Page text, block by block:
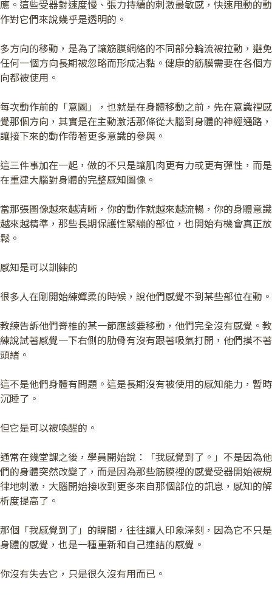
應。這些受器對速度慢、張力持續的刺激最敏感，快速甩動的動
作對它們來說幾乎是透明的。
多方向的移動，是為了讓筋膜網絡的不同部分輪流被拉動，避免
任何一個方向長期被忽略而形成沾黏。健康的筋膜需要在各個方
向都被使用。
每次動作前的「意圖」，也就是在身體移動之前，先在意識裡感
覺那個方向，其實是在主動激活那條從大腦到身體的神經通路，
讓接下來的動作帶著更多意識的參與。
這三件事加在一起，做的不只是讓肌肉更有力或更有彈性，而是
在重建大腦對身體的完整感知圖像。
當那張圖像越來越清晰，你的動作就越來越流暢，你的身體意識
越來越精準，那些長期保護性緊繃的部位，也開始有機會真正放
鬆。
感知是可以訓練的
很多人在剛開始練嬋柔的時候，說他們感覺不到某些部位在動。
教練告訴他們脊椎的某一節應該要移動，他們完全沒有感覺。教
練說試著感覺一下右側的肋骨有沒有跟著吸氣打開，他們摸不著
頭緒。
這不是他們身體有問題。這是長期沒有被使用的感知能力，暫時
沉睡了。
但它是可以被喚醒的。
通常在幾堂課之後，學員開始說：「我感覺到了。」不是因為他
們的身體突然改變了，而是因為那些筋膜裡的感覺受器開始被規
律地刺激，大腦開始接收到更多來自那個部位的訊息，感知的解
析度提高了。
那個「我感覺到了」的瞬間，往往讓人印象深刻，因為它不只是
身體的感覺，也是一種重新和自己連結的感覺。
你沒有失去它，只是很久沒有用而已。